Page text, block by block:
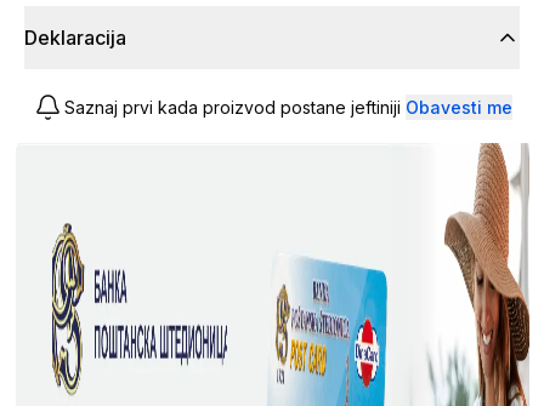
Deklaracija
Saznaj prvi kada proizvod postane jeftiniji Obavesti me